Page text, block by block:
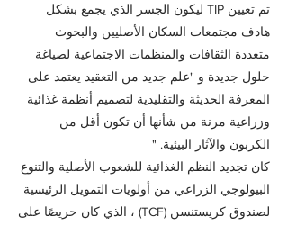
تم تعيين TIP ليكون الجسر الذي يجمع بشكل
هادف مجتمعات السكان الأصليين والبحوث
متعددة الثقافات والمنظمات الاجتماعية لصياغة
حلول جديدة و "علم جديد من التعقيد يعتمد على
المعرفة الحديثة والتقليدية لتصميم أنظمة غذائية
وزراعية مرنة من شأنها أن تكون أقل من
الكربون والآثار البيئية. "
كان تجديد النظم الغذائية للشعوب الأصلية والتنوع
البيولوجي الزراعي من أولويات التمويل الرئيسية
لصندوق كريستنسن (TCF) ، الذي كان حريصًا على